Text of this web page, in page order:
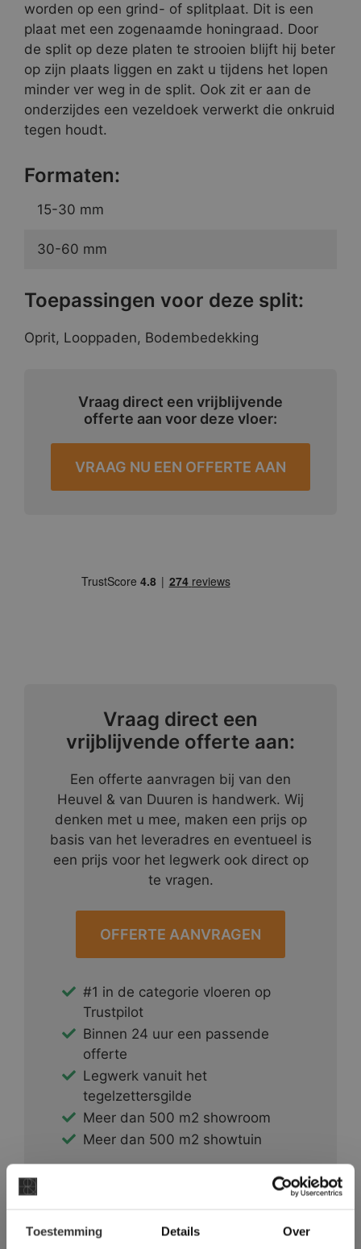
Toestemming Details Over
worden op een grind- of splitplaat. Dit is een
plaat met een zogenaamde honingraad. Door
de split op deze platen te strooien blijft hij beter
op zijn plaats liggen en zakt u tijdens het lopen
minder ver weg in de split. Ook zit er aan de
onderzijdes een vezeldoek verwerkt die onkruid
tegen houdt.
Formaten:
15-30 mm
30-60 mm
Toepassingen voor deze split:
Oprit, Looppaden, Bodembedekking
Vraag direct een vrijblijvende
offerte aan voor deze vloer:
VRAAG NU EEN OFFERTE AAN
Vraag direct een
vrijblijvende offerte aan:
Een offerte aanvragen bij van den
Heuvel & van Duuren is handwerk. Wij
denken met u mee, maken een prijs op
basis van het leveradres en eventueel is
een prijs voor het legwerk ook direct op
te vragen.
OFFERTE AANVRAGEN
#1 in de categorie vloeren op
Trustpilot
Binnen 24 uur een passende
offerte
Legwerk vanuit het
tegelzettersgilde
Meer dan 500 m2 showroom
Meer dan 500 m2 showtuin
Deze website maakt